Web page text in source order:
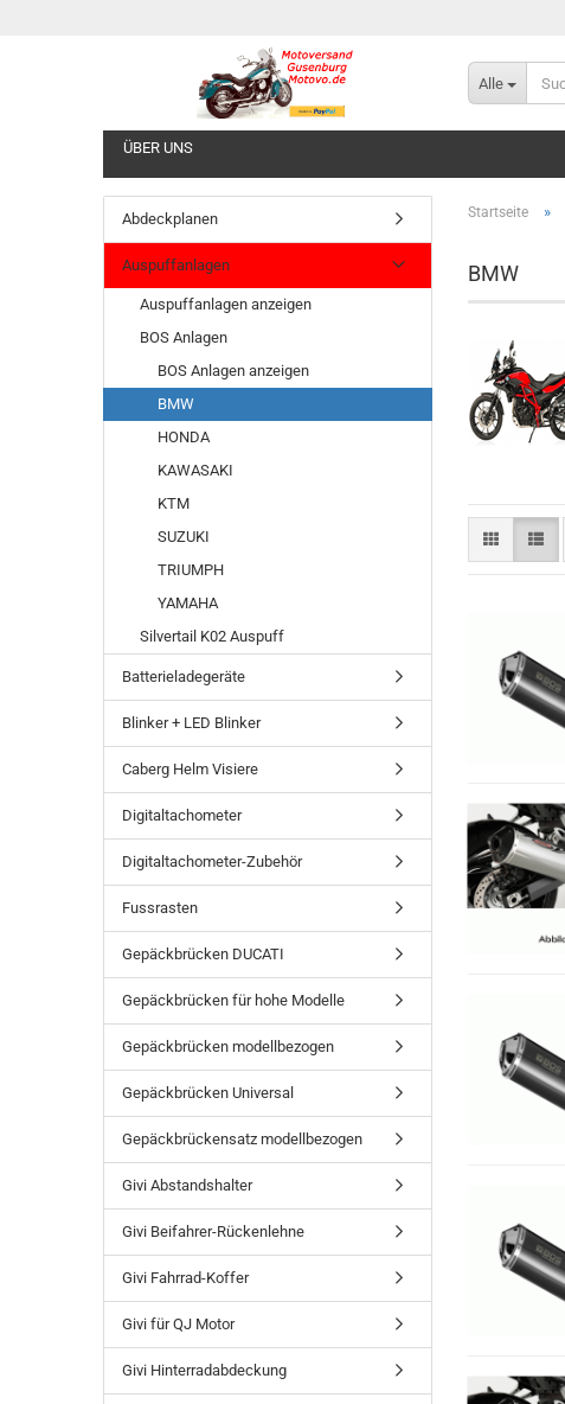
Alle
ÜBER UNS
Startseite »
BMW
Abdeckplanen
Auspuffanlagen
Auspuffanlagen anzeigen
BOS Anlagen
BOS Anlagen anzeigen
BMW
HONDA
KAWASAKI
KTM
SUZUKI
TRIUMPH
YAMAHA
Silvertail K02 Auspuff
Batterieladegeräte
Blinker + LED Blinker
Caberg Helm Visiere
Digitaltachometer
Digitaltachometer-Zubehör
Fussrasten
Gepäckbrücken DUCATI
Gepäckbrücken für hohe Modelle
Gepäckbrücken modellbezogen
Gepäckbrücken Universal
Gepäckbrückensatz modellbezogen
Givi Abstandshalter
Givi Beifahrer-Rückenlehne
Givi Fahrrad-Koffer
Givi für QJ Motor
Givi Hinterradabdeckung